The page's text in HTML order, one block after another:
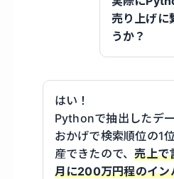
売り上げに
うか？
はい！
Pythonで抽出したデ
おかげで検索順位の1
産できたので、売上で
月に200万円程のイン